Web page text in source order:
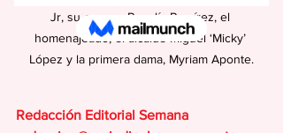
Jr, su esposa Rosalía Ramírez, el
homenajeado, el alcalde Miguel ‘Micky’
López y la primera dama, Myriam Aponte.
Redacción Editorial Semana